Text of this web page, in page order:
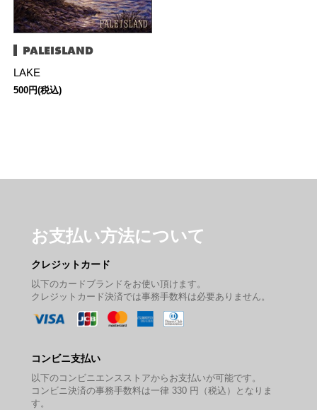
PALEISLAND
LAKE
500円(税込)
お支払い方法について
クレジットカード
以下のカードブランドをお使い頂けます。
クレジットカード決済では事務手数料は必要ありません。
コンビニ支払い
以下のコンビニエンスストアからお支払いが可能です。
コンビニ決済の事務手数料は一律 330 円（税込）となりま
す。